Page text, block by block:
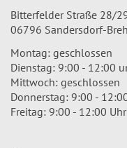
Bitterfelder Straße 28/
06796 Sandersdorf-
Montag: geschlossen
Dienstag: 9:00 - 12:00
Mittwoch: geschlossen
Donnerstag: 9:00 -
Freitag: 9:00 - 12:00 Uhr